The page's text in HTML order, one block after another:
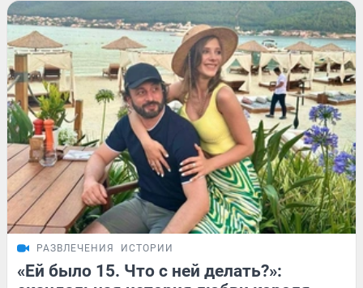
РАЗВЛЕЧЕНИЯ ИСТОРИИ
«Ей было 15. Что с ней делать?»: